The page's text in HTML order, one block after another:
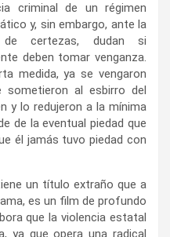
criminal de un régimen
y, sin embargo, ante la
certezas, dudan si
deben tomar venganza.
medida, ya se vengaron
sometieron al esbirro del
y lo redujeron a la mínima
de la eventual piedad que
él jamás tuvo piedad con
un título extraño que a
es un film de profundo
que la violencia estatal
ya que opera una radical